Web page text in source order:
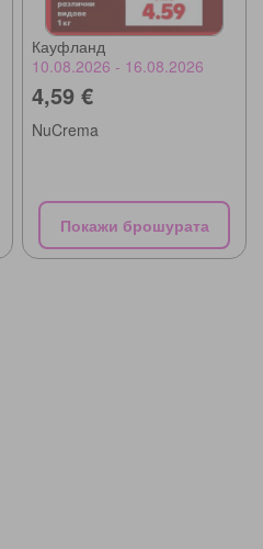
Кауфланд
10.08.2026 - 16.08.2026
4,59 €
NuCrema
Покажи брошурата